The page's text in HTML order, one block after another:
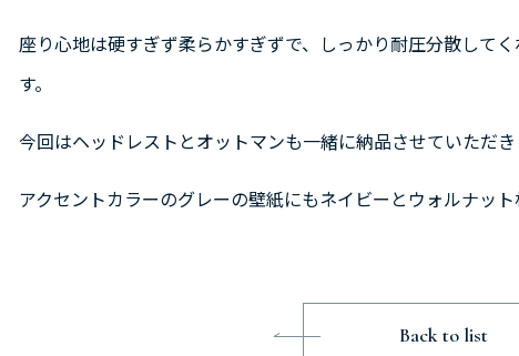
座り心地は硬すぎず柔らかすぎずで、しっかり耐圧分散して
す。
今回はヘッドレストとオットマンも一緒に納品させていただき
アクセントカラーのグレーの壁紙にもネイビーとウォルナット
Back to list